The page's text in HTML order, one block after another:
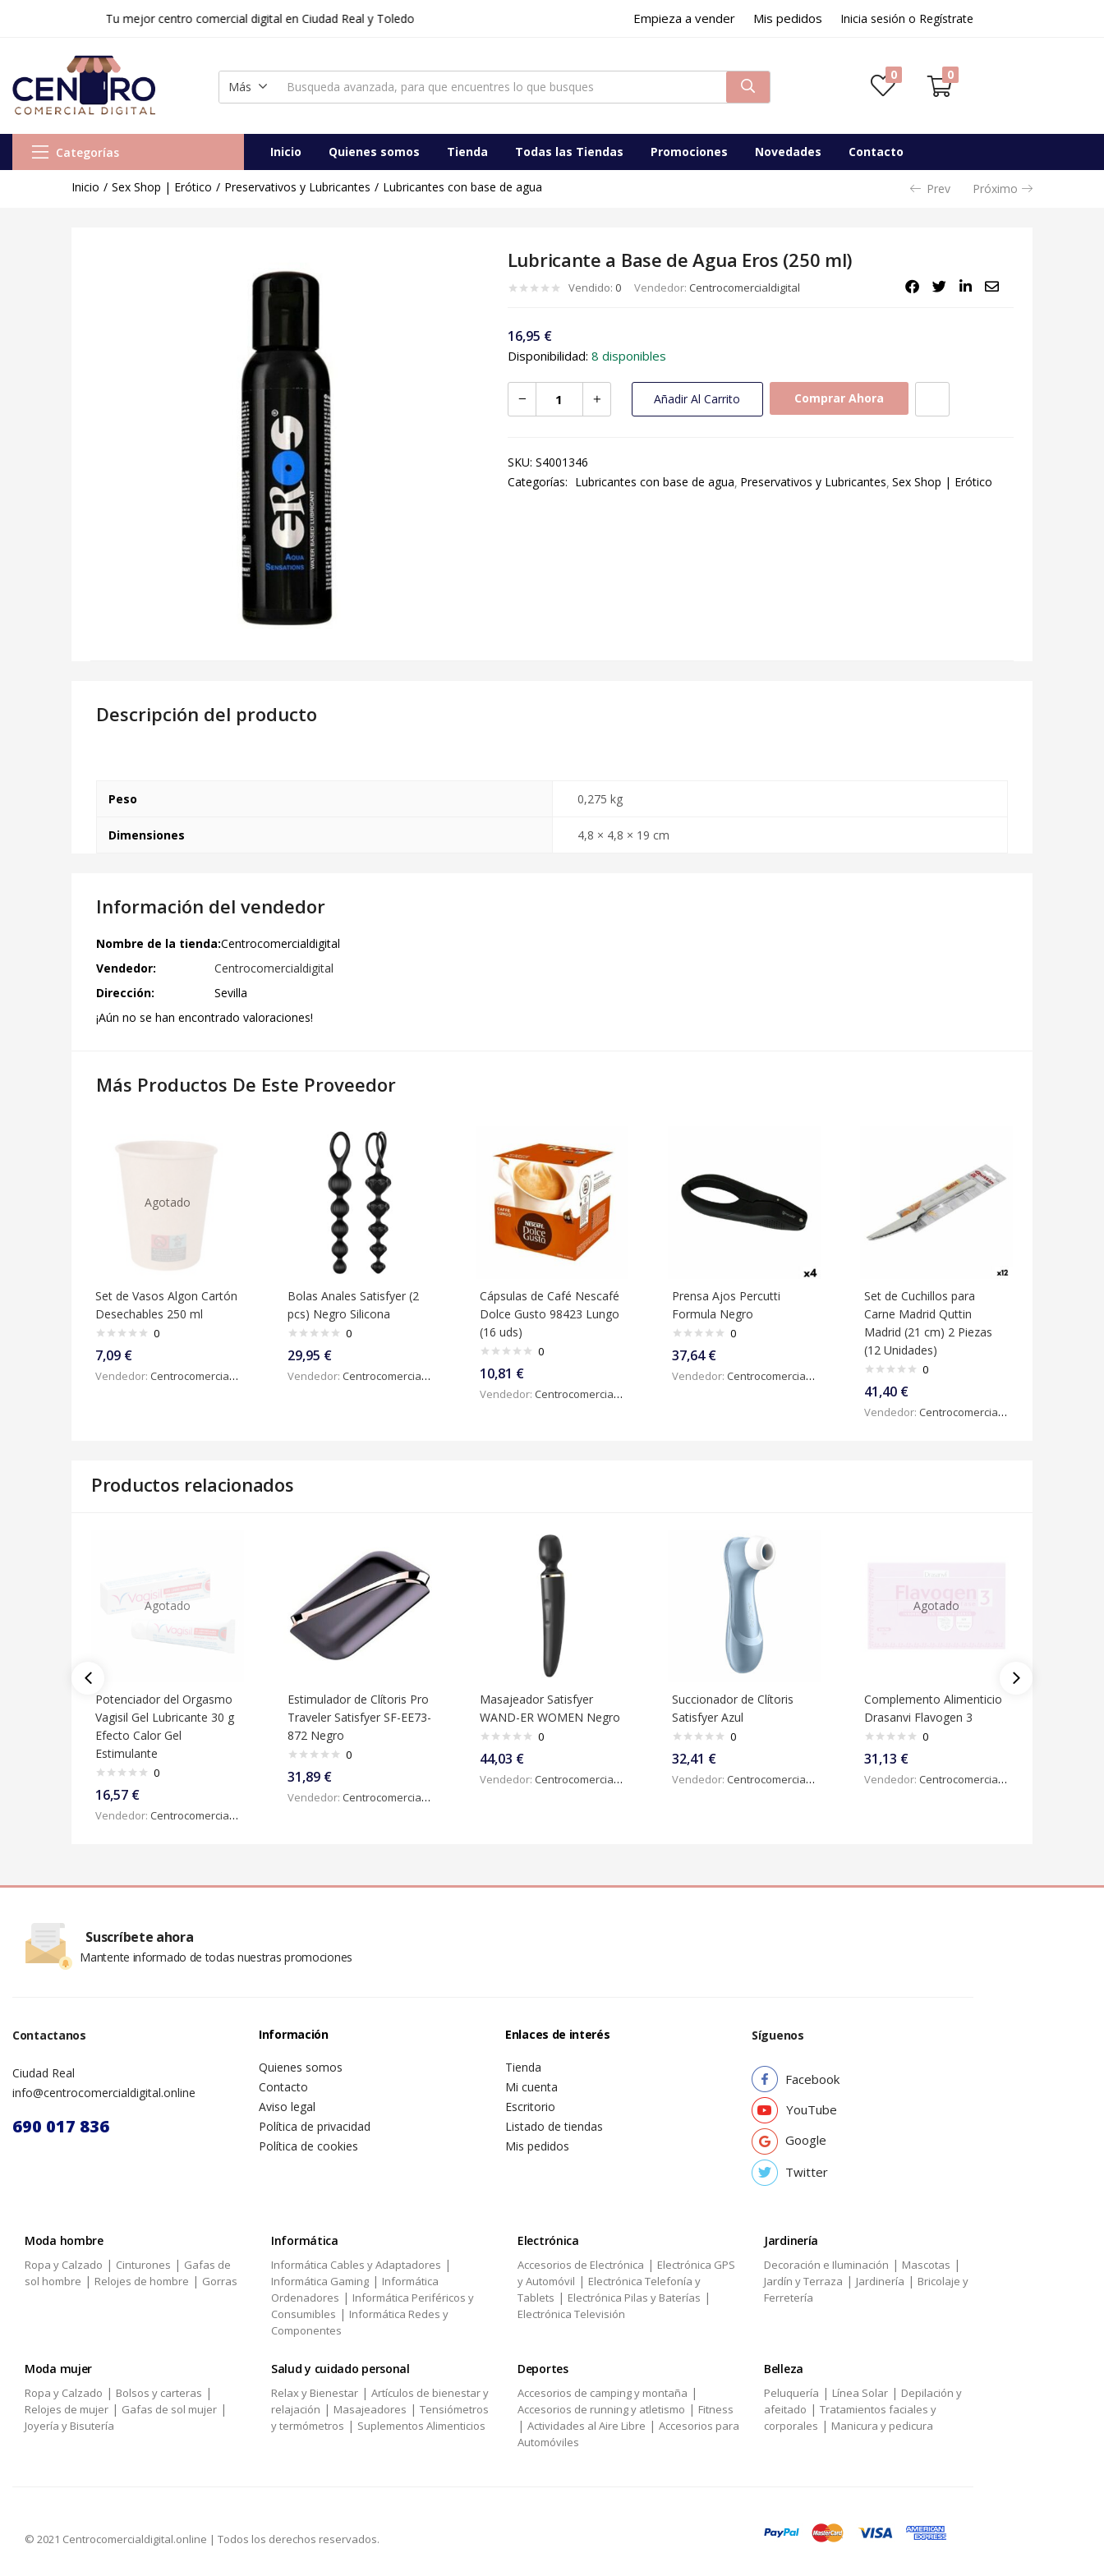
Tu mejor centro comercial digital en Ciudad Real y Toledo Empieza a vender Mis pedidos Inicia sesión o Regístrate
Más
0 0
Categorías Inicio Quienes somos Tienda Todas las Tiendas Promociones Novedades Contacto
Inicio Sex Shop | Erótico Preservativos y Lubricantes Lubricantes con base de agua Prev Próximo
Lubricante a Base de Agua Eros (250 ml)
Vendido: 0 Vendedor: Centrocomercialdigital
16,95 €
Disponibilidad: 8 disponibles
Añadir Al Carrito Comprar Ahora
SKU: S4001346
Categorías: Lubricantes con base de agua Preservativos y Lubricantes Sex Shop | Erótico
Descripción del producto
Peso 0,275 kg
Dimensiones 4,8 × 4,8 × 19 cm
Información del vendedor
Nombre de la tienda:Centrocomercialdigital
Vendedor:
Centrocomercialdigital
Dirección:
Sevilla
¡Aún no se han encontrado valoraciones!
Más Productos De Este Proveedor
Agotado
Set de Vasos Algon Cartón
Desechables 250 ml
0
7,09 €
Vendedor: Centrocomercialdigital
Bolas Anales Satisfyer (2
pcs) Negro Silicona
0
29,95 €
Vendedor: Centrocomercialdigital
Cápsulas de Café Nescafé
Dolce Gusto 98423 Lungo
(16 uds)
0
10,81 €
Vendedor: Centrocomercialdigital
Prensa Ajos Percutti
Formula Negro
0
37,64€
Vendedor: Centrocomercialdigital
Set de Cuchillos para
Carne Madrid Quttin
Madrid (21 cm) 2 Piezas
(12 Unidades)
0
41,40 €
Vendedor: Centrocomercialdigital
Productos relacionados
Agotado
Potenciador del Orgasmo
Vagisil Gel Lubricante 30 g
Efecto Calor Gel
Estimulante
0
16,57 €
Vendedor: Centrocomercialdigital
Estimulador de Clítoris Pro
Traveler Satisfyer SF-EE73-
872 Negro
0
31,89 €
Vendedor: Centrocomercialdigital
Masajeador Satisfyer
WAND-ER WOMEN Negro
0
44,03 €
Vendedor: Centrocomercialdigital
Succionador de Clítoris
Satisfyer Azul
0
32,41 €
Vendedor: Centrocomercialdigital
Agotado
Complemento Alimenticio
Drasanvi Flavogen 3
0
31,13 €
Vendedor: Centrocomercialdigital
Suscríbete ahora
Mantente informado de todas nuestras promociones
Contactanos
Ciudad Real
info@centrocomercialdigital.online
690 017 836
Información
Quienes somos
Contacto
Aviso legal
Política de privacidad
Política de cookies
Enlaces de interés
Tienda
Mi cuenta
Escritorio
Listado de tiendas
Mis pedidos
Síguenos
Facebook
YouTube
Google
Twitter
Moda hombre
Ropa y Calzado | Cinturones | Gafas de
sol hombre | Relojes de hombre | Gorras
Informática
Informática Cables y Adaptadores |
Informática Gaming | Informática
Ordenadores | Informática Periféricos y
Consumibles | Informática Redes y
Componentes
Electrónica
Accesorios de Electrónica | Electrónica GPS
y Automóvil | Electrónica Telefonía y
Tablets | Electrónica Pilas y Baterías |
Electrónica Televisión
Jardinería
Decoración e Iluminación | Mascotas |
Jardín y Terraza | Jardinería | Bricolaje y
Ferretería
Moda mujer
Ropa y Calzado | Bolsos y carteras |
Relojes de mujer | Gafas de sol mujer |
Joyería y Bisutería
Salud y cuidado personal
Relax y Bienestar | Artículos de bienestar y
relajación | Masajeadores | Tensiómetros
y termómetros | Suplementos Alimenticios
Deportes
Accesorios de camping y montaña |
Accesorios de running y atletismo | Fitness
| Actividades al Aire Libre | Accesorios para
Automóviles
Belleza
Peluquería | Línea Solar | Depilación y
afeitado | Tratamientos faciales y
corporales | Manicura y pedicura
© 2021 Centrocomercialdigital.online | Todos los derechos reservados.